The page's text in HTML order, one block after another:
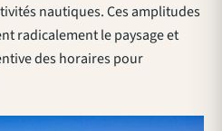
nautiques. Ces amplitudes
radicalement le paysage et
des horaires pour